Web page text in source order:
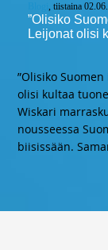
, tiistaina
”Olisiko
Leijonat olisi
”Olisiko
olisi kultaa
Wiskari
nousseessa
biisissään.